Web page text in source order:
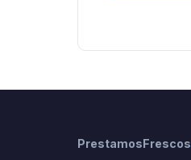
PrestamosFrescos